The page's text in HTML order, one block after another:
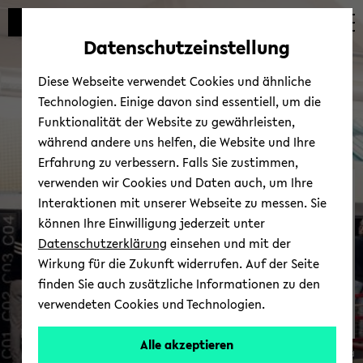
Automatische
vermeiden
zum
wechseln
zum
wechseln
zum
wechseln
Ein­schrei­bung
Wie
Uni­ver­si­tät Bie­le­feld
Datenschutzeinstellung
Diese Webseite verwendet Cookies und ähnliche
Technologien. Einige davon sind essentiell, um die
Funktionalität der Website zu gewährleisten,
während andere uns helfen, die Website und Ihre
Erfahrung zu verbessern. Falls Sie zustimmen,
verwenden wir Cookies und Daten auch, um Ihre
Interaktionen mit unserer Webseite zu messen. Sie
können Ihre Einwilligung jederzeit unter
Datenschutzerklärung einsehen und mit der
Wirkung für die Zukunft widerrufen. Auf der Seite
finden Sie auch zusätzliche Informationen zu den
verwendeten Cookies und Technologien.
Alle akzeptieren